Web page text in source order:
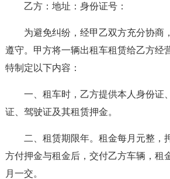
乙方：地址：身份证号：
为避免纠纷，经甲乙双方充分协商
遵守。甲方将一辆出租车租赁给乙方经
特制定以下内容：
一、租车时，乙方提供本人身份证
证、驾驶证及其租赁押金。
二、租赁期限年。租金每月元整，
方付押金与租金后，交付乙方车辆，租
月一交。